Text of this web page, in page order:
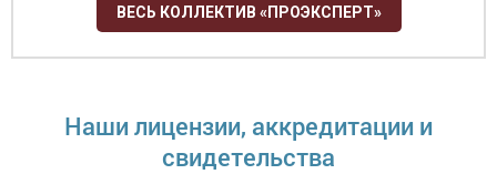
ВЕСЬ КОЛЛЕКТИВ «ПРОЭКСПЕРТ»
Наши лицензии, аккредитации и
свидетельства